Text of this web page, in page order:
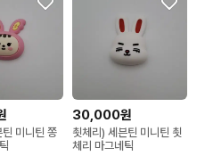
미니틴 쫑
30,000원
쵯체리) 세븐틴 미니틴 쵯
체리 마그네틱